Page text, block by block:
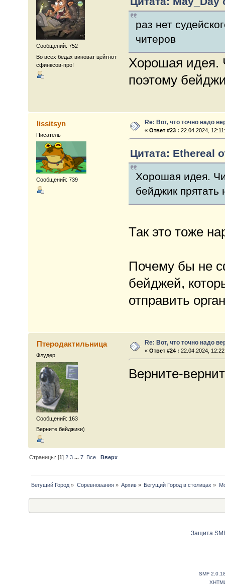
Сообщений: 752
Во всех бедах виноват цейтнот
сфинксов-про!
раз нет
читеров
Хорошая идея.
поэтому
lissitsyn
Писатель
Сообщений: 739
Re: Вот, что точно надо
«Ответ #23 : 22.04.2024,
Цитата: Ethereal
Хорошая идея.
бейджик прятать
Так это тоже
Почему бы не
бейджей,
отправить
Птеродактильница
Флудер
Сообщений: 163
Верните бейджики)
Re: Вот, что точно надо
«Ответ #24 : 22.04.2024,
Верните-
Страницы: [1]2 3 ...7 Все Вверх
Бегущий Город » Соревнования» Архив » Бегущий Город в столицах »
Защита
SMF